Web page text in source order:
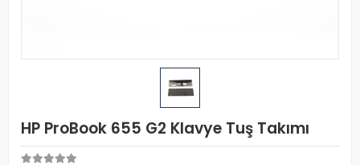
HP ProBook 655 G2 Klavye Tuş Takımı